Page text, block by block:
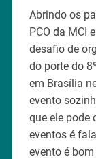
Abrindo os
PCO da MCI
desafio de
do porte do
em Brasília
evento
que ele pode
eventos é
evento é